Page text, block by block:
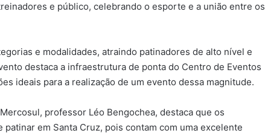
e público, celebrando o esporte e a união entre os
e modalidades, atraindo patinadores de alto nível e
destaca a infraestrutura de ponta do Centro de Eventos
ideais para a realização de um evento dessa magnitude.
professor Léo Bengochea, destaca que os
em Santa Cruz, pois contam com uma excelente